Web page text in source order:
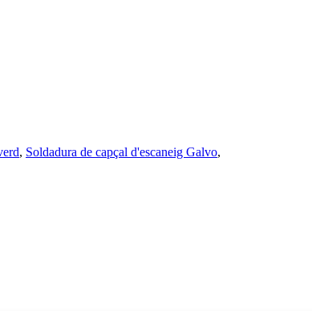
, Soldadura de capçal d'escaneig Galvo,